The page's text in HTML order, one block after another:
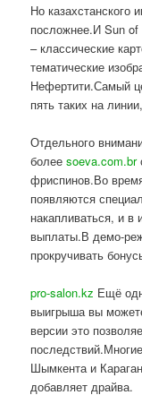
Но казахстанского
посложнее.И Sun
– классические
тематические
Нефертити.Самый
пять таких на
Отдельного
болееsoeva.com.br
фриспинов.Во
появляются
накапливаться, и в
выплаты.В демо-
прокручивать
pro-salon.kz Ещё
выигрыша вы
версии это
Шымкента и
добавляет драйва.